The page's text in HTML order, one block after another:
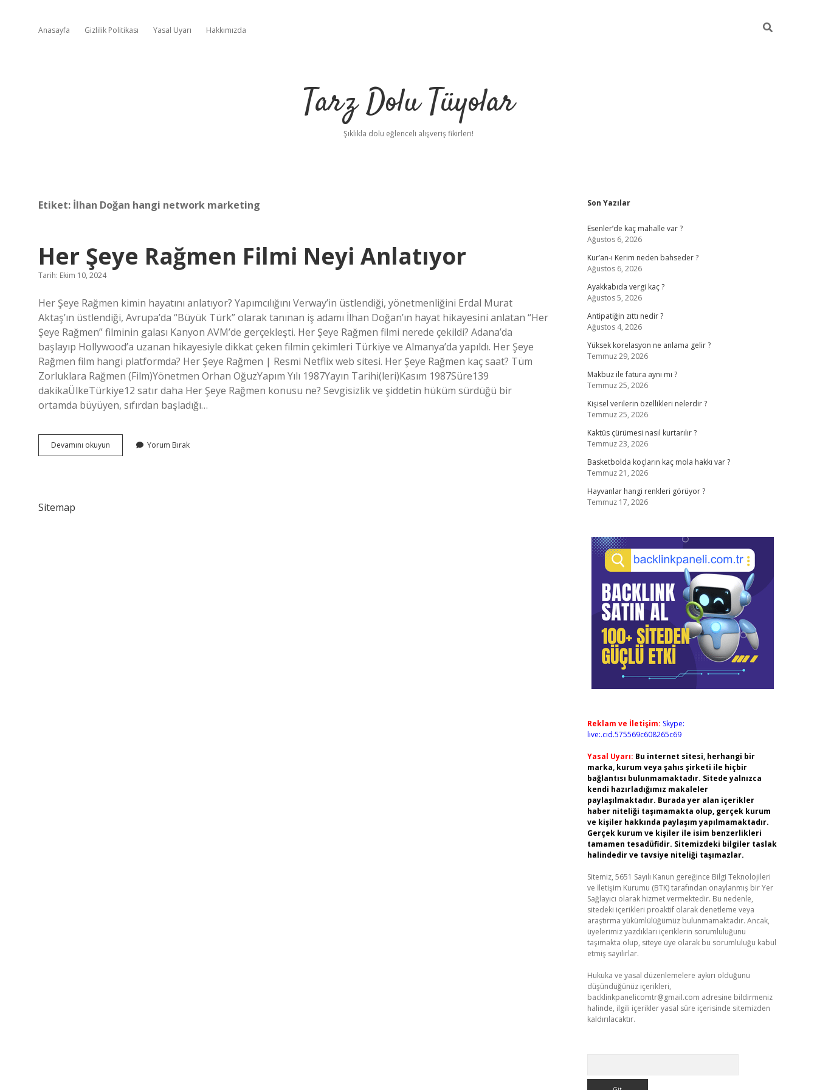
Anasayfa Gizlilik Politikası Yasal Uyarı Hakkımızda
Tarz Dolu Tüyolar
Şıklıkla dolu eğlenceli alışveriş fikirleri!
Etiket: İlhan Doğan hangi network marketing
Her Şeye Rağmen Filmi Neyi Anlatıyor
Tarih: Ekim 10, 2024
Her Şeye Rağmen kimin hayatını anlatıyor? Yapımcılığını Verway’in üstlendiği, yönetmenliğini Erdal Murat
Aktaş’ın üstlendiği, Avrupa’da “Büyük Türk” olarak tanınan iş adamı İlhan Doğan’ın hayat hikayesini anlatan “Her
Şeye Rağmen” filminin galası Kanyon AVM’de gerçekleşti. Her Şeye Rağmen filmi nerede çekildi? Adana’da
başlayıp Hollywood’a uzanan hikayesiyle dikkat çeken filmin çekimleri Türkiye ve Almanya’da yapıldı. Her Şeye
Rağmen film hangi platformda? Her Şeye Rağmen | Resmi Netflix web sitesi. Her Şeye Rağmen kaç saat? Tüm
Zorluklara Rağmen (Film)Yönetmen Orhan OğuzYapım Yılı 1987Yayın Tarihi(leri)Kasım 1987Süre139
dakikaÜlkeTürkiye12 satır daha Her Şeye Rağmen konusu ne? Sevgisizlik ve şiddetin hüküm sürdüğü bir
ortamda büyüyen, sıfırdan başladığı…
Devamını okuyun
Şeye
Yorum Bırak
Sitemap
Sidebar
Son Yazılar
Esenler’de kaç mahalle var ?
Ağustos 6, 2026
Kur’an-ı Kerim neden bahseder ?
Ağustos 6, 2026
Ayakkabıda vergi kaç ?
Ağustos 5, 2026
Antipatiğin zıttı nedir ?
Ağustos 4, 2026
Yüksek korelasyon ne anlama gelir ?
Temmuz 29, 2026
Makbuz ile fatura aynı mı ?
Temmuz 25, 2026
Kişisel verilerin özellikleri nelerdir ?
Temmuz 25, 2026
Kaktüs çürümesi nasıl kurtarılır ?
Temmuz 23, 2026
Basketbolda koçların kaç mola hakkı var ?
Temmuz 21, 2026
Hayvanlar hangi renkleri görüyor ?
Temmuz 17, 2026
Reklam ve İletişim: Skype:
live:.cid.575569c608265c69
Yasal Uyarı: Bu internet sitesi, herhangi bir
marka, kurum veya şahıs şirketi ile hiçbir
bağlantısı bulunmamaktadır. Sitede yalnızca
kendi hazırladığımız makaleler
paylaşılmaktadır. Burada yer alan içerikler
haber niteliği taşımamakta olup, gerçek kurum
ve kişiler hakkında paylaşım yapılmamaktadır.
Gerçek kurum ve kişiler ile isim benzerlikleri
tamamen tesadüfidir. Sitemizdeki bilgiler taslak
halindedir ve tavsiye niteliği taşımazlar.
Sitemiz, 5651 Sayılı Kanun gereğince Bilgi Teknolojileri
ve İletişim Kurumu (BTK) tarafından onaylanmış bir Yer
Sağlayıcı olarak hizmet vermektedir. Bu nedenle,
sitedeki içerikleri proaktif olarak denetleme veya
araştırma yükümlülüğümüz bulunmamaktadır. Ancak,
üyelerimiz yazdıkları içeriklerin sorumluluğunu
taşımakta olup, siteye üye olarak bu sorumluluğu kabul
etmiş sayılırlar.
Hukuka ve yasal düzenlemelere aykırı olduğunu
düşündüğünüz içerikleri,
backlinkpanelicomtr@gmail.com adresine bildirmeniz
halinde, ilgili içerikler yasal süre içerisinde sitemizden
kaldırılacaktır.
hiltonbetilbet giriş yap